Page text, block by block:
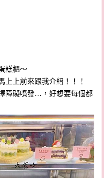
糕櫃～
上上前來跟我介紹！！！
障礙噴發…，好想要每個都